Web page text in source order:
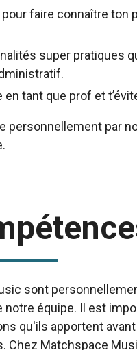
faire connaître ton
super pratiques
tant que prof et
personnellement par
sont
équipe. Il est
qu'ils apportent
Chez Matchspace